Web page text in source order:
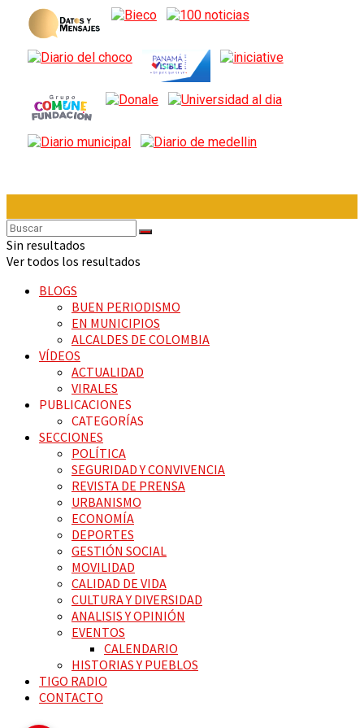
Sin resultados
Ver todos los resultados
BLOGS
BUEN PERIODISMO
EN MUNICIPIOS
ALCALDES DE COLOMBIA
VÍDEOS
ACTUALIDAD
VIRALES
PUBLICACIONES
CATEGORÍAS
SECCIONES
POLÍTICA
SEGURIDAD Y CONVIVENCIA
REVISTA DE PRENSA
URBANISMO
ECONOMÍA
DEPORTES
GESTIÓN SOCIAL
MOVILIDAD
CALIDAD DE VIDA
CULTURA Y DIVERSIDAD
ANALISIS Y OPINIÓN
EVENTOS
CALENDARIO
HISTORIAS Y PUEBLOS
TIGO RADIO
CONTACTO